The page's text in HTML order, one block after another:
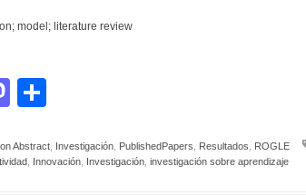
model; literature review
Mastodon
Compartir
Abstract, Investigación, PublishedPapers Resultados ROGLE
, Innovación, Investigación, investigación sobre aprendizaje